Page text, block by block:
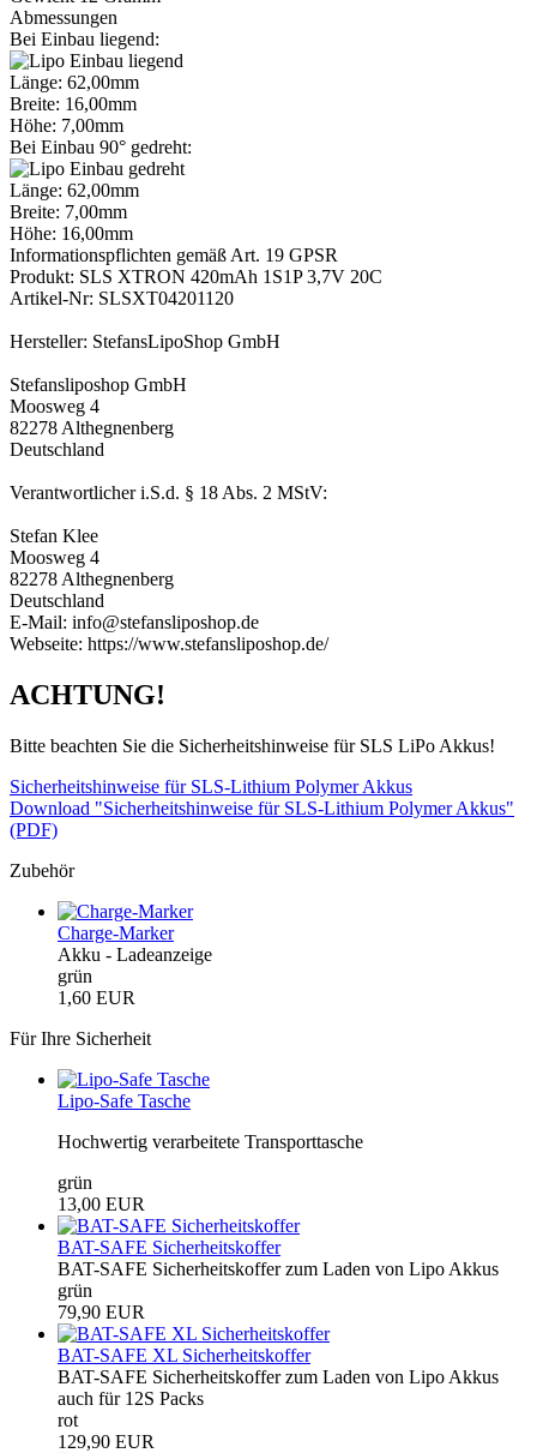
Abmessungen
Bei Einbau liegend:
Länge: 62,00mm
Breite: 16,00mm
Höhe: 7,00mm
Bei Einbau 90° gedreht:
Länge: 62,00mm
Breite: 7,00mm
Höhe: 16,00mm
Informationspflichten gemäß Art. 19 GPSR
Produkt: SLS XTRON 420mAh 1S1P 3,7V 20C
Artikel-Nr: SLSXT04201120
Hersteller: StefansLipoShop GmbH
Stefansliposhop GmbH
Moosweg 4
82278 Althegnenberg
Deutschland
Verantwortlicher i.S.d. § 18 Abs. 2 MStV:
Stefan Klee
Moosweg 4
82278 Althegnenberg
Deutschland
E-Mail: info@stefansliposhop.de
Webseite: https://www.stefansliposhop.de/
ACHTUNG!
Bitte beachten Sie die Sicherheitshinweise für SLS LiPo Akkus!
Sicherheitshinweise für SLS-Lithium Polymer Akkus
Download "Sicherheitshinweise für SLS-Lithium Polymer Akkus"
(PDF)
Zubehör
Charge-Marker
Akku - Ladeanzeige
grün
1,60 EUR
Für Ihre Sicherheit
Lipo-Safe Tasche
Hochwertig verarbeitete Transporttasche
grün
13,00 EUR
BAT-SAFE Sicherheitskoffer
BAT-SAFE Sicherheitskoffer zum Laden von Lipo Akkus
grün
79,90 EUR
BAT-SAFE XL Sicherheitskoffer
BAT-SAFE Sicherheitskoffer zum Laden von Lipo Akkus
auch für 12S Packs
rot
129,90 EUR